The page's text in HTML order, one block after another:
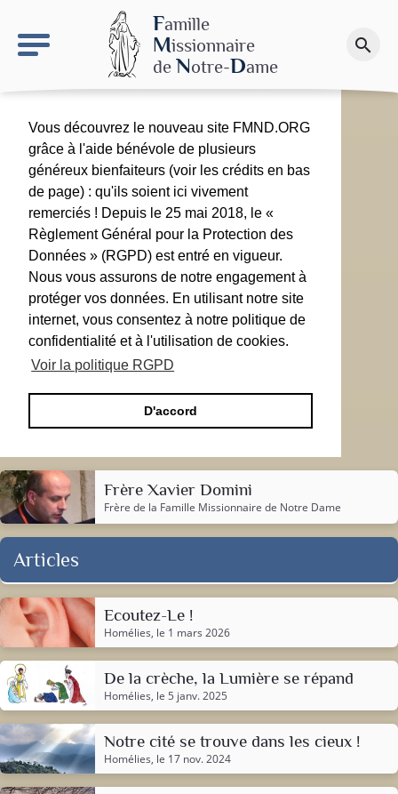
Famille
Missionnaire
de Notre-Dame
search
Faire un don
Vous découvrez le nouveau site FMND.ORG
grâce à l'aide bénévole de plusieurs
généreux bienfaiteurs (voir les crédits en bas
de page) : qu'ils soient ici vivement
remerciés ! Depuis le 25 mai 2018, le «
Règlement Général pour la Protection des
Données » (RGPD) est entré en vigueur.
Nous vous assurons de notre engagement à
protéger vos données. En utilisant notre site
internet, vous consentez à notre politique de
confidentialité et à l'utilisation de cookies.
Voir la politique RGPD
D'accord
Frère Xavier Domini
Frère de la Famille Missionnaire de Notre Dame
Articles
Ecoutez-Le !
Homélies, le 1 mars 2026
De la crèche, la Lumière se répand
Homélies, le 5 janv. 2025
Notre cité se trouve dans les cieux !
Homélies, le 17 nov. 2024